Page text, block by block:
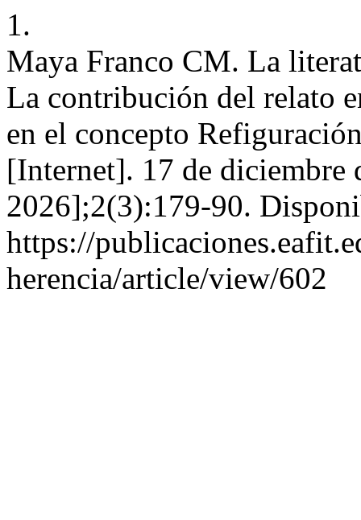
1.
Maya Franco CM. La
La contribución del relato
en el concepto
[Internet]. 17 de diciembre
2026];2(3):179-90.
https://
herencia/article/view/602